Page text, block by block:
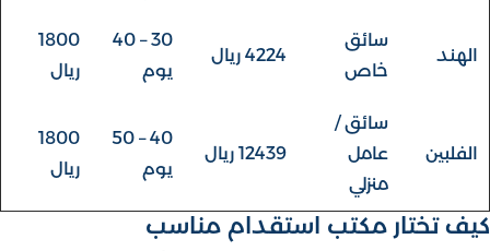
الهند
سائق
خاص
4224 ريال
30 – 40
يوم
1800
ريال
الفلبين
سائق /
عامل
منزلي
12439 ريال
40 – 50
يوم
1800
ريال
كيف تختار مكتب استقدام مناسب